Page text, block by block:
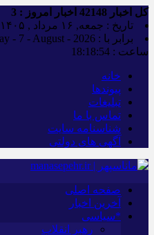
کل اخبار اخبار امروز : 3
تاریخ : جمعه, ۱۶ مرداد , ۱۴۰۵
برابر با : Friday - 7 - August - 2026
ساعت : 18:18:55
خانه
پیوندها
تبلیغات
تماس با ما
شناسنامه سایت
آگهی های دولتی
صفحه اصلی
آخرین اخبار
*سیاسی
رهبر انقلاب